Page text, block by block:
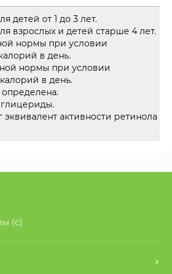
детей от 1 до 3 лет.
взрослых и детей старше 4 лет.
нормы при условии
в день.
нормы при условии
в день.
эквивалент активности ретинола +
(с)